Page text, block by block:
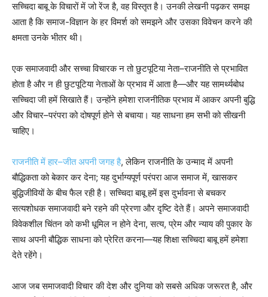
सच्चिदा बाबू के विचारों में जो रेंज है, वह विस्तृत है। उनकी लेखनी पढ़कर समझ
आता है कि समाज-विज्ञान के हर विमर्श को समझने और उसका विवेचन करने की
क्षमता उनके भीतर थी।
एक समाजवादी और सच्चा विचारक न तो छुटपूटिया नेता–राजनीति से प्रभावित
होता है और न ही छुटपूटिया नेताओं के प्रभाव में आता है—और यह सामर्थ्यबोध
सच्चिदा जी हमें सिखाते हैं। उन्होंने हमेशा राजनीतिक प्रभाव में आकर अपनी बुद्धि
और विचार–परंपरा को दोषपूर्ण होने से बचाया। यह साधना हम सभी को सीखनी
चाहिए।
राजनीति में हार–जीत अपनी जगह है, लेकिन राजनीति के उन्माद में अपनी
बौद्धिकता को बेकार कर देना; यह दुर्भाग्यपूर्ण परंपरा आज समाज में, खासकर
बुद्धिजीवियों के बीच फैल रही है। सच्चिदा बाबू हमें इस दुर्भावना से बचकर
सत्यशोधक समाजवादी बने रहने की प्रेरणा और दृष्टि देते हैं। अपने समाजवादी
विवेकशील चिंतन को कभी धूमिल न होने देना, सत्य, प्रेम और न्याय की पुकार के
साथ अपनी बौद्धिक साधना को प्रेरित करना—यह शिक्षा सच्चिदा बाबू हमें हमेशा
देते रहेंगे।
आज जब समाजवादी विचार की देश और दुनिया को सबसे अधिक जरूरत है, और